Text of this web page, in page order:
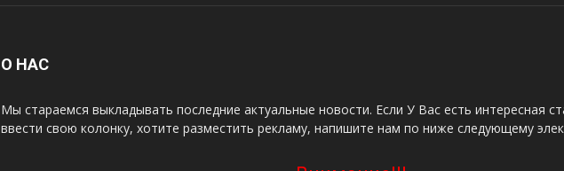
О НАС
Мы стараемся выкладывать последние актуальные новости. Если У Вас есть интересная
ввести свою колонку, хотите разместить рекламу, напишите нам по ниже следующему